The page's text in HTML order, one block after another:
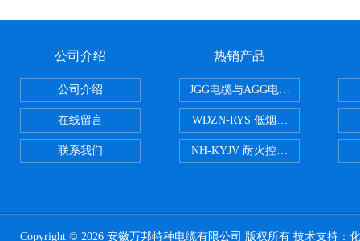
公司介绍
公司介绍
在线留言
联系我们
热销产品
JGG电缆与AGG电缆有什么区别
WDZN-RYS 低烟无卤耐火双绞线
NH-KYJV 耐火控制电缆
Copyright © 2026 安徽万邦特种电缆有限公司 版权所有 技术支持：